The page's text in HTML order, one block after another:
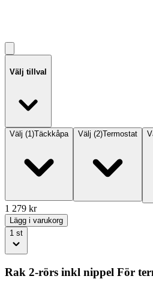
Välj tillval
Välj (1)Täckkåpa Välj (2)Termostat
1 279 kr
Lägg i varukorg
1 st
Rak 2-rörs inkl nippel För